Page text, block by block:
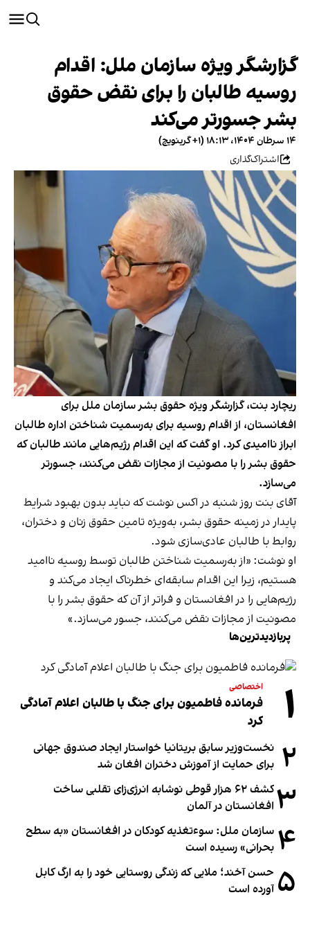
گزارشگر ویژه سازمان ملل: اقدام
روسیه طالبان را برای نقض حقوق
بشر جسورتر می‌کند
۱۴ سرطان ۱۴۰۴، ۱۸:۱۳ (‎+۱ گرینویچ)
اشتراک‌گذاری
ریچارد بنت، گزارشگر ویژه حقوق بشر سازمان ملل برای
افغانستان، از اقدام روسیه برای به‌رسمیت شناختن اداره طالبان
ابراز ناامیدی کرد. او گفت که این اقدام رژیم‌هایی مانند طالبان که
حقوق بشر را با مصونیت از مجازات نقض می‌کنند، جسورتر
می‌سازد.
آقای بنت روز شنبه در اکس نوشت که نباید بدون بهبود شرایط
پایدار در زمینه حقوق بشر، به‌ویژه تامین حقوق زنان و دختران،
روابط با طالبان عادی‌سازی شود.
او نوشت: «از به‌رسمیت شناختن طالبان توسط روسیه ناامید
هستیم، زیرا این اقدام سابقه‌ای خطرناک ایجاد می‌کند و
رژیم‌هایی را در افغانستان و فراتر از آن که حقوق بشر را با
مصونیت از مجازات نقض می‌کنند، جسور می‌سازد.»
پربازدیدترین‌ها
۱ اختصاصی
فرمانده فاطمیون برای جنگ با طالبان اعلام آمادگی
کرد
۲ نخست‌وزیر سابق بریتانیا خواستار ایجاد صندوق جهانی
برای حمایت از آموزش دختران افغان شد
۳
کشف ۶۲ هزار قوطی نوشابه انرژی‌زای تقلبی ساخت
افغانستان در آلمان
۴ سازمان ملل: سوء‌تغذیه کودکان در افغانستان «به سطح
بحرانی» رسیده است
۵ حسن آخند؛ ملایی که زندگی روستایی خود را به ارگ کابل
آورده است